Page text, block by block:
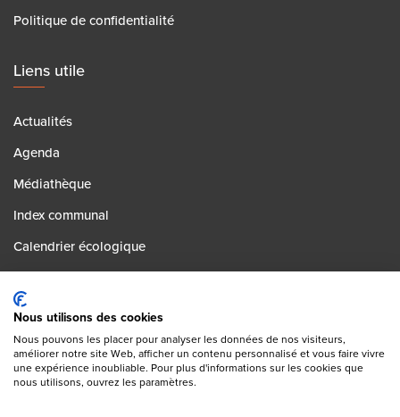
Politique de confidentialité
Liens utile
Actualités
Agenda
Médiathèque
Index communal
Calendrier écologique
Contact
Postes vacants
Partagez sur
Nous utilisons des cookies
Nous pouvons les placer pour analyser les données de nos visiteurs,
améliorer notre site Web, afficher un contenu personnalisé et vous faire vivre
une expérience inoubliable. Pour plus d'informations sur les cookies que
nous utilisons, ouvrez les paramètres.